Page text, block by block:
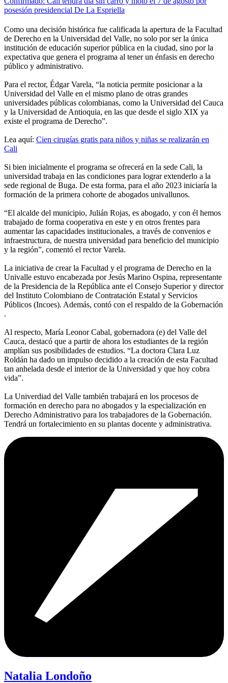
posesión presidencial De La Espriella
Como una decisión histórica fue calificada la apertura de la Facultad
de Derecho en la Universidad del Valle, no solo por ser la única
institución de educación superior pública en la ciudad, sino por la
expectativa que genera el programa al tener un énfasis en derecho
público y administrativo.
Para el rector, Édgar Varela, “la noticia permite posicionar a la
Universidad del Valle en el mismo plano de otras grandes
universidades públicas colombianas, como la Universidad del Cauca
y la Universidad de Antioquia, en las que desde el siglo XIX ya
existe el programa de Derecho”.
Lea aquí: Cien cirugías gratis para niños y niñas se realizarán en
Cali
Si bien inicialmente el programa se ofrecerá en la sede Cali, la
universidad trabaja en las condiciones para lograr extenderlo a la
sede regional de Buga. De esta forma, para el año 2023 iniciaría la
formación de la primera cohorte de abogados univallunos.
“El alcalde del municipio, Julián Rojas, es abogado, y con él hemos
trabajado de forma cooperativa en este y en otros frentes para
aumentar las capacidades institucionales, a través de convenios e
infraestructura, de nuestra universidad para beneficio del municipio
y la región”, comentó el rector Varela.
La iniciativa de crear la Facultad y el programa de Derecho en la
Univalle estuvo encabezada por Jesús Marino Ospina, representante
de la Presidencia de la República ante el Consejo Superior y director
del Instituto Colombiano de Contratación Estatal y Servicios
Públicos (Incoes). Además, contó con el respaldo de la Gobernación
.
Al respecto, María Leonor Cabal, gobernadora (e) del Valle del
Cauca, destacó que a partir de ahora los estudiantes de la región
amplían sus posibilidades de estudios. “La doctora Clara Luz
Roldán ha dado un impulso decidido a la creación de esta Facultad
tan anhelada desde el interior de la Universidad y que hoy cobra
vida”.
La Univerdiad del Valle también trabajará en los procesos de
formación en derecho para no abogados y la especialización en
Derecho Administrativo para los trabajadores de la Gobernación.
Tendrá un fortalecimiento en su plantas docente y administrativa.
Natalia Londoño